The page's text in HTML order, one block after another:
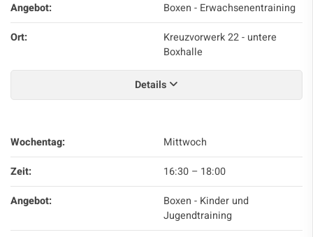
Angebot:
Boxen - Erwachsenentraining
Ort:
Kreuzvorwerk 22 - untere
Boxhalle
Details
Wochentag:
Mittwoch
Zeit:
16:30 – 18:00
Angebot:
Boxen - Kinder und
Jugendtraining